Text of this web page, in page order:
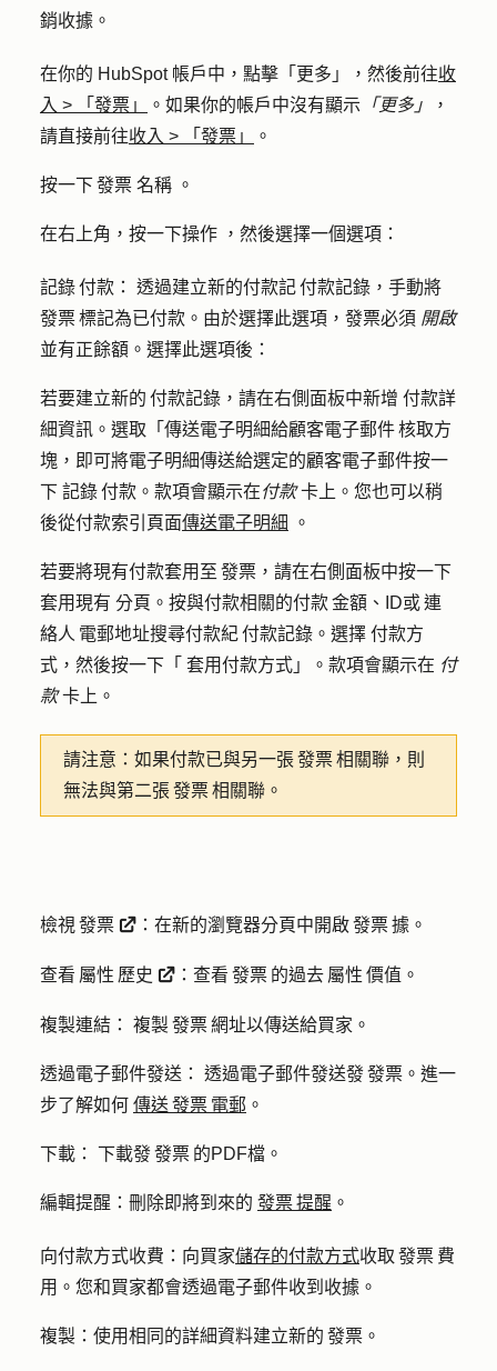
銷收據。
在你的 HubSpot 帳戶中，點擊 「更多」 ，然後前往收
入 > 「發票」 。如果你的帳戶中沒有顯示 「更多」
，
請直接前往收入 > 「發票」 。
按一下 發票 名稱 。
在右上角，按一下操作 ，然後選擇一個選項：
記錄 付款：
透過建立新的付款記 付款記錄，手動將
發票 標記為已付款。由於選擇此選項，發票必須 開啟
並有正餘額。選擇此選項後：
若要建立新的 付款記錄，請在右側面板中新增 付款詳
細資訊 。選取「傳送電子明細給顧客電子郵件 核取方
塊，即可將電子明細傳送給選定的顧客電子郵件按一
下 記錄 付款 。款項會顯示在付款卡上。您也可以稍
後從付款索引頁面傳送電子明細 。
若要將現有付款套用至 發票，請在右側面板中按一下
套用現有 分頁。按與付款相關的付款 金額、ID或 連
絡人 電郵地址搜尋付款紀 付款記錄。選擇 付款方
式 ，然後按一下「 套用付款方式 」。款項會顯示在 付
款卡上。
請注意： 如果付款已與另一張 發票 相關聯，則
無法與第二張 發票 相關聯。
檢視 發票 externalLink ： 在新的瀏覽器分頁中開啟 發票 據。
查看 屬性 歷史 externalLink ： 查看 發票 的過去 屬性 價值。
複製連結： 複製 發票 網址以傳送給買家。
透過電子郵件發送：
透過電子郵件發送發 發票。進一
步了解如何 傳送 發票 電郵 。
下載： 下載發 發票 的PDF檔。
編輯提醒： 刪除即將到來的 發票 提醒 。
向付款方式收費： 向買家儲存的付款方式收取 發票 費
用。您和買家都會透過電子郵件收到收據。
複製： 使用相同的詳細資料建立新的 發票。